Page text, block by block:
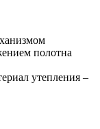
полотна
утепления –